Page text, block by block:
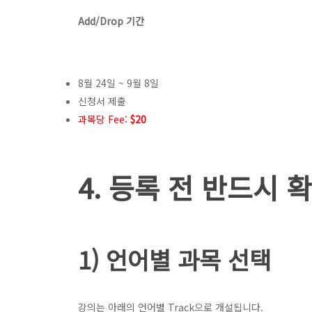
Add/Drop 기간
8월 24일 ~ 9월 8일
신청서 제출
과목당 Fee: $20
4. 등록 전 반드시
1) 언어별 과목 선택
강의는 아래의 언어별 Track으로 개설됩니다.